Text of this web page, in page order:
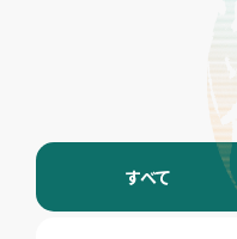
すべて